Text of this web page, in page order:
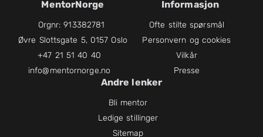
MentorNorge
Orgnr: 913382781
Øvre Slottsgate 5, 0157 Oslo
+47 21 51 40 40
info@mentornorge.no
Informasjon
Ofte stilte spørsmål
Personvern og cookies
Vilkår
Presse
Andre lenker
Bli mentor
Ledige stillinger
Sitemap